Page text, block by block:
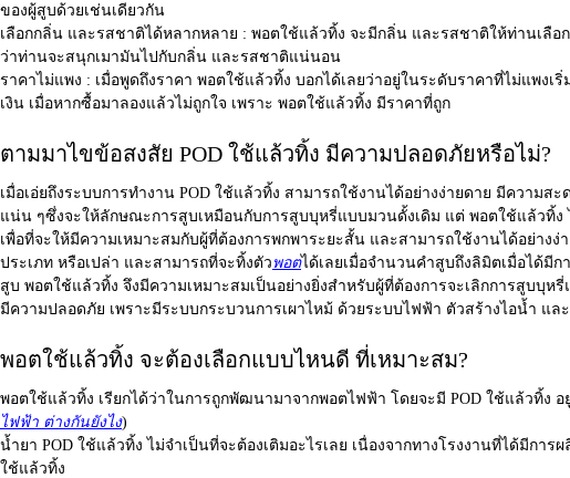
ของผู้สูบด้วยเช่นเดียวกัน
เลือกกลิ่น และรสชาติได้หลากหลาย : พอตใช้แล้วทิ้ง จะมีกลิ่น และรสชาติให้ท่านเลือ
ว่าท่านจะสนุกเมามันไปกับกลิ่น และรสชาติแน่นอน
ราคาไม่แพง : เมื่อพูดถึงราคา พอตใช้แล้วทิ้ง บอกได้เลยว่าอยู่ในระดับราคาที่ไม่แพง
เงิน เมื่อหากซื้อมาลองแล้วไม่ถูกใจ เพราะ พอตใช้แล้วทิ้ง มีราคาที่ถูก
ตามมาไขข้อสงสัย POD ใช้แล้วทิ้ง มีความปลอดภัยหรือไม่?
เมื่อเอ่ยถึงระบบการทำงาน POD ใช้แล้วทิ้ง สามารถใช้งานได้อย่างง่ายดาย มีความส
แน่น ๆซึ่งจะให้ลักษณะการสูบเหมือนกับการสูบบุหรี่แบบมวนดั้งเดิม แต่ พอตใช้แล้วทิ้
เพื่อที่จะให้มีความเหมาะสมกับผู้ที่ต้องการพกพาระยะสั้น และสามารถใช้งานได้อย่าง
ประเภท หรือเปล่า และสามารถที่จะทิ้งตัว พอตได้เลยเมื่อจำนวนคำสูบถึงลิมิตเมื่อได้มี
สูบ พอตใช้แล้วทิ้ง จึงมีความเหมาะสมเป็นอย่างยิ่งสำหรับผู้ที่ต้องการจะเลิกการสูบบุ
มีความปลอดภัย เพราะมีระบบกระบวนการเผาไหม้ ด้วยระบบไฟฟ้า ตัวสร้างไอน้ำ แล
พอตใช้แล้วทิ้ง จะต้องเลือกแบบไหนดี ที่เหมาะสม?
พอตใช้แล้วทิ้ง เรียกได้ว่าในการถูกพัฒนามาจากพอตไฟฟ้า โดยจะมี POD ใช้แล้วทิ้ง อ
ไฟฟ้า ต่างกันยังไง)
น้ำยา POD ใช้แล้วทิ้ง ไม่จำเป็นที่จะต้องเติมอะไรเลย เนื่องจากทางโรงงานที่ได้มีการ
ใช้แล้วทิ้ง